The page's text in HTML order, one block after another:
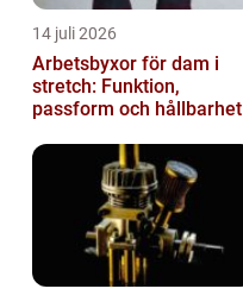
14 juli 2026
Arbetsbyxor för dam i
stretch: Funktion,
passform och hållbarhet